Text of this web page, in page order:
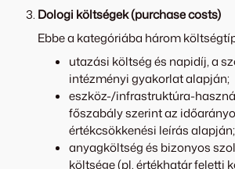
Dologi költségek (purchase costs)
Ebbe a kategóriába három
utazási költség és napidíj, a
intézményi gyakorlat alapján;
eszköz-/infrastruktúra-
főszabály szerint az
értékcsökkenési leírás alapján;
anyagköltség és bizonyos
költsége (pl. értékhatár feletti